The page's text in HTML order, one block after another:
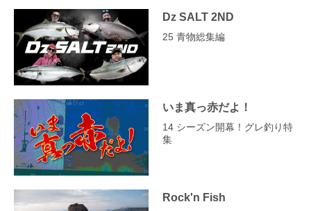
Dz SALT 2ND
25 青物総集編
いま真っ赤だよ！
14 シーズン開幕！グレ釣り特
集
Rock'n Fish